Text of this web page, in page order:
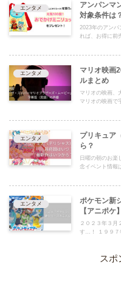
エンタメ
アンパンマ
対象条件は
2023年のアン
れば、お得に前
エンタメ
マリオ映画
ルまとめ
マリオの映画、
マリオの映画で
エンタメ
プリキュア
ら？
日曜の朝のお楽
念イベント情報
エンタメ
ポケモン新
【アニポケ】
２０２３年３月
す…！ １９９７
スポ